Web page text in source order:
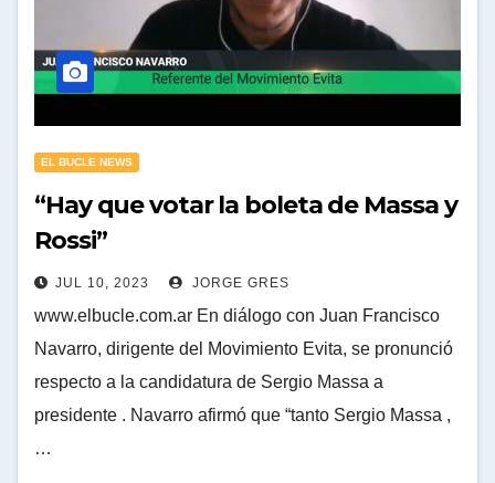
EL BUCLE NEWS
“Hay que votar la boleta de Massa y
Rossi”
JUL 10, 2023 JORGE GRES
www.elbucle.com.ar En diálogo con Juan Francisco
Navarro, dirigente del Movimiento Evita, se pronunció
respecto a la candidatura de Sergio Massa a
presidente . Navarro afirmó que “tanto Sergio Massa ,
…